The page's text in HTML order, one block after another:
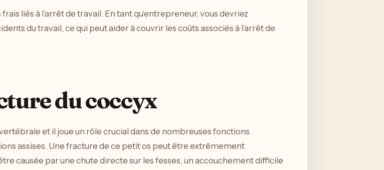
liés à l’arrêt de travail. En tant qu’entrepreneur, vous devriez
du travail, ce qui peut aider à couvrir les coûts associés à l’arrêt de
du coccyx
et il joue un rôle crucial dans de nombreuses fonctions
assises. Une fracture de ce petit os peut être extrêmement
causée par une chute directe sur les fesses, un accouchement difficile